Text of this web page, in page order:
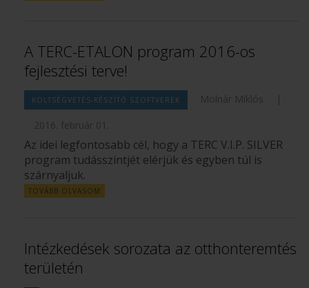
A TERC-ETALON program 2016-os
fejlesztési terve!
KÖLTSÉGVETÉS-KÉSZÍTŐ SZOFTVEREK Molnár Miklós
|
2016. február 01.
Az idei legfontosabb cél, hogy a TERC V.I.P. SILVER
program tudásszintjét elérjük és egyben túl is
szárnyaljuk.
TOVÁBB OLVASOM
Intézkedések sorozata az otthonteremtés
területén